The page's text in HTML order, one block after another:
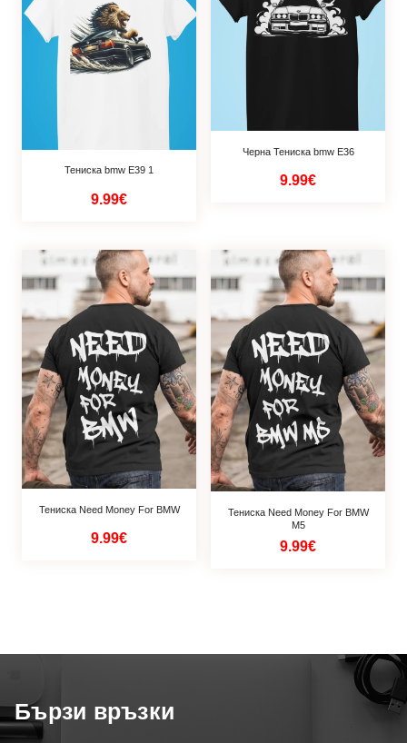
Тениска bmw Е39 1
9.99€
Черна Тениска bmw E36
9.99€
Тениска Need Money For BMW
9.99€
Тениска Need Money For BMW
M5
9.99€
Бързи връзки